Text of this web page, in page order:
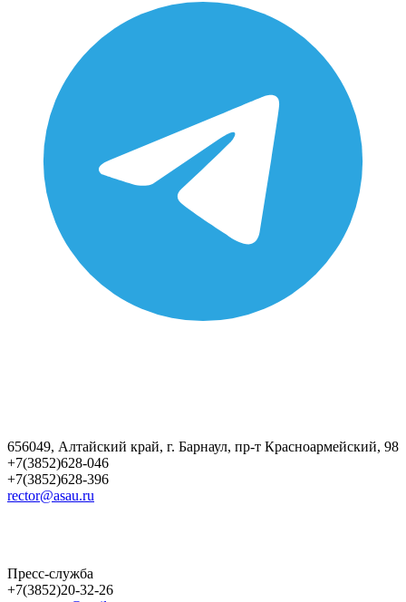
656049, Алтайский край, г. Барнаул, пр-т Красноармейский, 98
+7(3852)628-046
+7(3852)628-396
rector@asau.ru
Пресс-служба
+7(3852)20-32-26